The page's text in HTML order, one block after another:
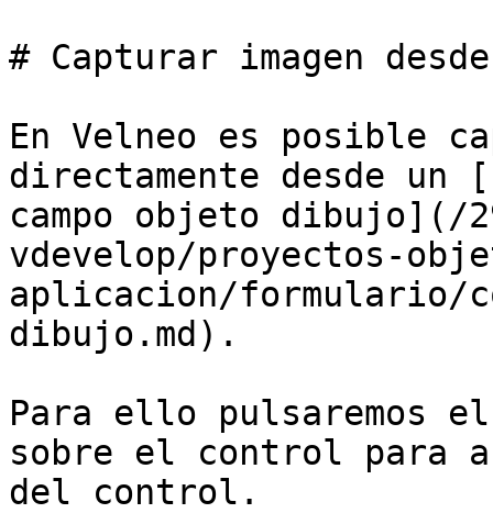
# Capturar imagen
En Velneo es posible
directamente desde
campo objeto dibujo](/
vdevelop/proyectos-
aplicacion/formulario/
dibujo.md).
Para ello pulsaremos
sobre el control para
del control.